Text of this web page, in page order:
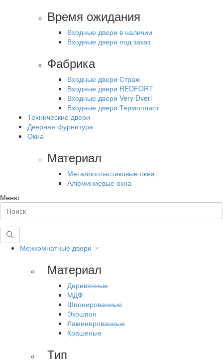
Время ожидания
Входные двери в наличии
Входные двери под заказ
Фабрика
Входные двери Страж
Входные двери REDFORT
Входные двери Very Dveri
Входные двери Термопласт
Технические двери
Дверная фурнитура
Окна
Материал
Металлопластиковые окна
Алюминиевые окна
Меню
Межкомнатные двери
Материал
Деревянные
МДФ
Шпонированные
Экошпон
Ламинированные
Крашеные
Тип